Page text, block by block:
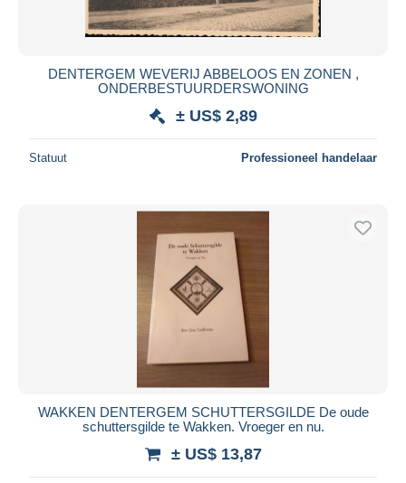
DENTERGEM WEVERIJ ABBELOOS EN ZONEN ,
ONDERBESTUURDERSWONING
± US$ 2,89
Statuut Professioneel handelaar
WAKKEN DENTERGEM SCHUTTERSGILDE De oude
schuttersgilde te Wakken. Vroeger en nu.
± US$ 13,87